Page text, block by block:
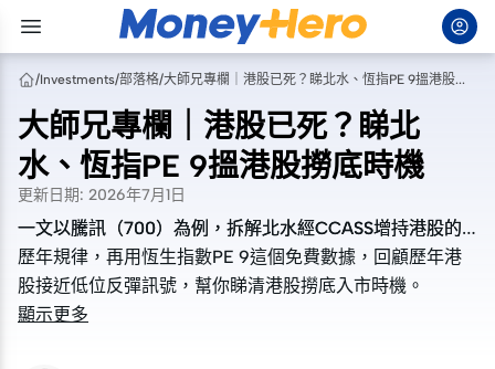
/Investments/部落格/ 大師兄專欄｜港股已死？睇北水、恆指PE 9搵港股撈底時機
大師兄專欄｜港股已死？睇北
水、恆指PE 9搵港股撈底時機
更新日期: 2026年7月1日
一文以騰訊（700）為例，拆解北水經CCASS增持港股的
歷年規律，再用恆生指數PE 9這個免費數據，回顧歷年港
股接近低位反彈訊號，幫你睇清港股撈底入市時機。
一文以騰訊（700）為例，拆解北水經CCASS增持港股的
歷年規律，再用恆生指數PE 9這個免費數據，回顧歷年港
股接近低位反彈訊號，幫你睇清港股撈底入市時機。
顯示更多